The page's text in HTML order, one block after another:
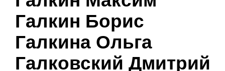
Галкин Борис
Галкина Ольга
Галковский Дмитрий